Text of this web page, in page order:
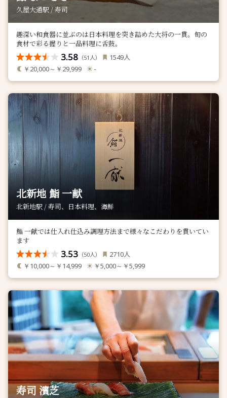
久屋大通駅 / 寿司
趣深い和食器に並ぶのは日本料理を突き詰めた大将の一貫。旬の
食材で彩る握りと一品料理に舌鼓。
3.58 （51 人） 1549人
￥20,000～￥29,999 -
北新地 鮨 一献
北新地駅 / 寿司、日本料理、海鮮
鮨 一献では仕入れ仕込み調理方法まで様々なこだわりを貫いてい
ます
3.53 （50人） 2710人
￥10,000～￥14,999 ￥5,000～￥5,999
寿司 濱芝